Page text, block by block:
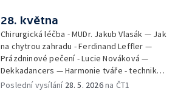
28. května
Chirurgická léčba - MUDr. Jakub Vlasák — Jak
na chytrou zahradu - Ferdinand Leffler —
Prázdninové pečení - Lucie Nováková —
Dekkadancers — Harmonie tváře - techniky
přírodního omlazení - Martina Kavecká —
Poslední vysílání 28. 5. 2026na ČT1